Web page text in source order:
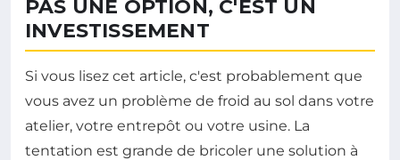
PAS UNE OPTION, C'EST UN
INVESTISSEMENT
Si vous lisez cet article, c'est probablement que
vous avez un problème de froid au sol dans votre
atelier, votre entrepôt ou votre usine. La
tentation est grande de bricoler une solution à